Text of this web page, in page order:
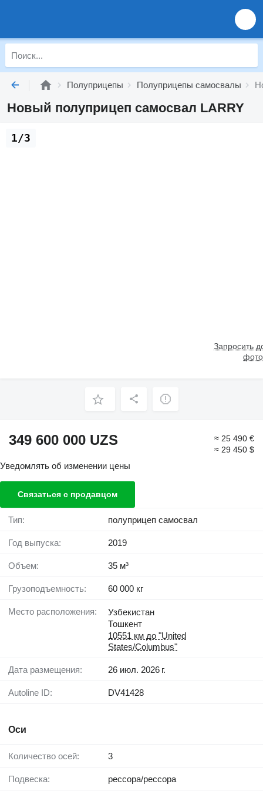
Полуприцепы Полуприцепы самосвалы
Новый полуприцеп самосвал LARRY
Запросить
1/3
349 600 000 UZS
≈ 25 490 €
≈ 29 450 $
Уведомлять об изменении цены
Связаться с продавцом
Тип: полуприцеп самосвал
Год выпуска: 2019
Объем: 35 м³
Грузоподъемность: 60 000 кг
Место расположения:
Узбекистан
Тошкент
10551 км до "United
States/Columbus"
Дата размещения: 26 июл. 2026 г.
Autoline ID: DV41428
Оси
Количество осей: 3
Подвеска: рессора/рессора